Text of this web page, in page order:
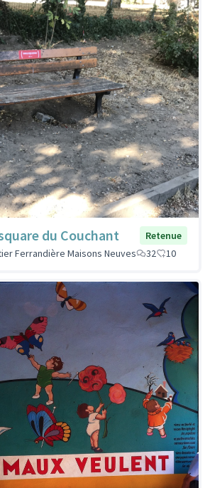
du Couchant
Retenue
Ferrandière Maisons Neuves
32 10